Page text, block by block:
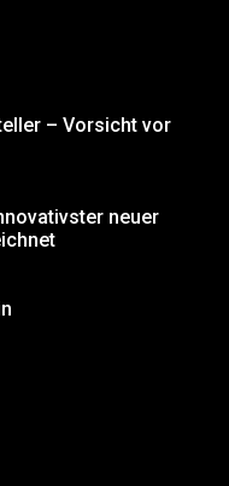
– Vorsicht vor
neuer